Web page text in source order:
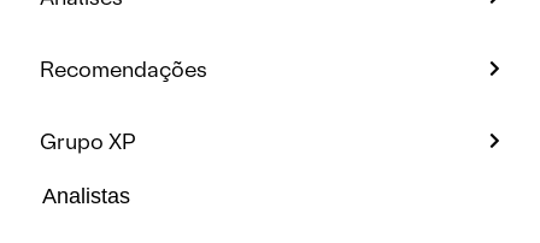
Recomendações
Grupo XP
Analistas